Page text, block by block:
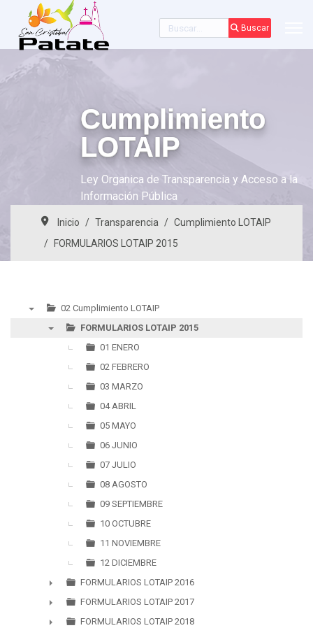
Buscar Buscar
Cumplimiento
LOTAIP
Ley Organica de Transparencia y Acceso a la
Información Pública
Inicio Transparencia
Cumplimiento LOTAIP
FORMULARIOS LOTAIP 2015
02 Cumplimiento LOTAIP
FORMULARIOS LOTAIP 2015
01 ENERO
02 FEBRERO
03 MARZO
04 ABRIL
05 MAYO
06 JUNIO
07 JULIO
08 AGOSTO
09 SEPTIEMBRE
10 OCTUBRE
11 NOVIEMBRE
12 DICIEMBRE
►
FORMULARIOS LOTAIP 2016
►
FORMULARIOS LOTAIP 2017
FORMULARIOS LOTAIP 2018